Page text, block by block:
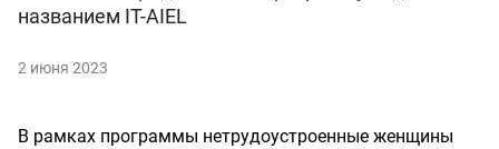
названием IT-AIEL
2 июня 2023
В рамках программы нетрудоустроенные женщины